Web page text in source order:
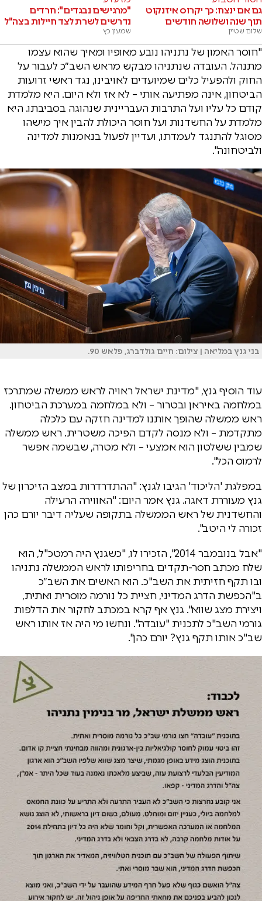
גם אם ינצח: כך יקרוס איזנקוט
תוך שנה ושלושה חודשים
שלום שטיין
"מרגישים נבגדים": חרדים
נדרשים לשרת לצד חיילות בצה"ל
שמעון כץ
"חוסר האמון של נתניהו נובע מאופיו ומאיך שהוא עצמו
מתנהל. העובדה שנתניהו מבקש מראש השב״כ לעבור על
החוק ולהפעיל כלים שמיועדים לאויבינו, נגד ראשי זרועות
הביטחון, אינה מפתיעה אותי – לא אז ולא היום. היא מלמדת
קודם כל עליו ועל התרבות העבריינית שנהוגה בסביבתו. היא
מלמדת על החשדנות ועל חוסר היכולת להבין איך מישהו
מסוגל להתנגד לעמדתו, ועדיין לפעול בנאמנות למדינה
ולביטחונה".
בני גנץ במליאה | צילום: חיים גולדברג, פלאש 90.
עוד הוסיף גנץ, "מדינת ישראל ראויה לראש ממשלה שמתרכז
במלחמה באיראן ובטרור – ולא במלחמה במערכת הביטחון.
ראש ממשלה שהופך אותנו למדינה חזקה עם כלכלה
מתקדמת – ולא מנסה לקדם הפיכה משטרית. ראש ממשלה
שמבין ששלטון הוא אמצעי – ולא מטרה, שבשמה אפשר
לרמוס הכל".
במפלגת 'הליכוד' הגיבו לגנץ: "ההתדרדרות במצב הזיכרון של
גנץ מעוררת דאגה. גנץ אמר היום: "האווירה הרעילה
והחשדנית של ראש הממשלה בתקופה שעליה דיבר יורם כהן
זכורה לי היטב".
"אבל בנובמבר 2014", הזכירו לו, "כשגנץ היה רמטכ"ל, הוא
שלח מכתב חסר-תקדים בחריפותו לראש הממשלה נתניהו
ובו תקף חזיתית את השב"כ. הוא האשים את השב״כ
ב"הכפשת הדרג המדיני, חציית כל נורמה מוסרית ואתית,
ויצירת מצג שווא". גנץ אף קרא במכתב לחקור את הדלפות
גורמי השב"כ לתכנית "עובדה". ונחשו מי היה אז אותו ראש
שב"כ אותו תקף גנץ? יורם כהן".